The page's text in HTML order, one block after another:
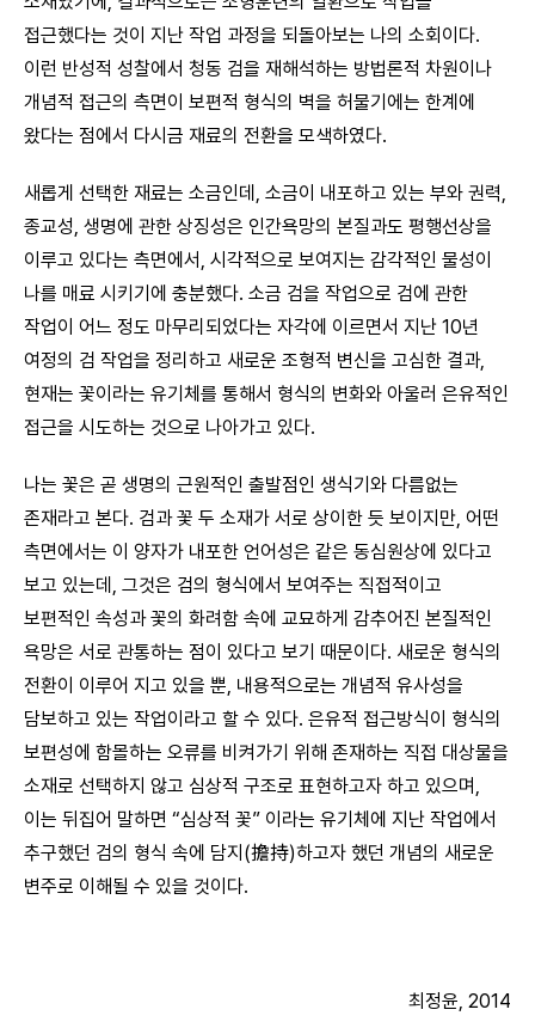
접근했다는 것이 지난 작업 과정을 되돌아보는 나의 소회이다.
이런 반성적 성찰에서 청동 검을 재해석하는 방법론적 차원이나
개념적 접근의 측면이 보편적 형식의 벽을 허물기에는 한계에
왔다는 점에서 다시금 재료의 전환을 모색하였다.
새롭게 선택한 재료는 소금인데, 소금이 내포하고 있는 부와 권력,
종교성, 생명에 관한 상징성은 인간욕망의 본질과도 평행선상을
이루고 있다는 측면에서, 시각적으로 보여지는 감각적인 물성이
나를 매료 시키기에 충분했다. 소금 검을 작업으로 검에 관한
작업이 어느 정도 마무리되었다는 자각에 이르면서 지난 10년
여정의 검 작업을 정리하고 새로운 조형적 변신을 고심한 결과,
현재는 꽃이라는 유기체를 통해서 형식의 변화와 아울러 은유적인
접근을 시도하는 것으로 나아가고 있다.
나는 꽃은 곧 생명의 근원적인 출발점인 생식기와 다름없는
존재라고 본다. 검과 꽃 두 소재가 서로 상이한 듯 보이지만, 어떤
측면에서는 이 양자가 내포한 언어성은 같은 동심원상에 있다고
보고 있는데, 그것은 검의 형식에서 보여주는 직접적이고
보편적인 속성과 꽃의 화려함 속에 교묘하게 감추어진 본질적인
욕망은 서로 관통하는 점이 있다고 보기 때문이다. 새로운 형식의
전환이 이루어 지고 있을 뿐, 내용적으로는 개념적 유사성을
담보하고 있는 작업이라고 할 수 있다. 은유적 접근방식이 형식의
보편성에 함몰하는 오류를 비켜가기 위해 존재하는 직접 대상물을
소재로 선택하지 않고 심상적 구조로 표현하고자 하고 있으며,
이는 뒤집어 말하면 “심상적 꽃” 이라는 유기체에 지난 작업에서
추구했던 검의 형식 속에 담지(擔持)하고자 했던 개념의 새로운
변주로 이해될 수 있을 것이다.
최정윤, 2014